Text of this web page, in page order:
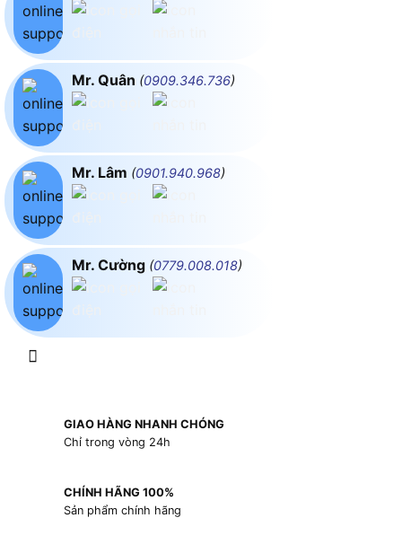
Mr. Quân (0909.346.736)
Mr. Lâm (0901.940.968)
Mr. Cường (0779.008.018)
GIAO HÀNG NHANH CHÓNG
Chỉ trong vòng 24h
CHÍNH HÃNG 100%
Sản phẩm chính hãng